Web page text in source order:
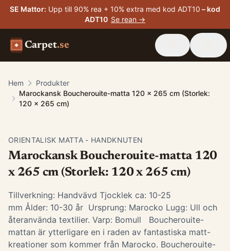
SE Mattor: Upp till 90% rea + 10% extra med kod ADT10 – kod
ADT10 Se rean →
Carpet.se
Hem
Produkter
Marockansk Boucherouite-matta 120 x 265 cm (Storlek:
120 x 265 cm)
ORIENTALISK MATTA - HANDKNUTEN
Marockansk Boucherouite-matta 120
x 265 cm (Storlek: 120 x 265 cm)
Tillverkning: Handvävd Tjocklek ca: 10-25
mm Ålder: 10-30 år Ursprung: Marocko Lugg: Ull och
återanvända textilier. Varp: Bomull Boucherouite-
mattan är ytterligare en i raden av fantastiska matt-
kreationer som kommer från Marocko. Boucherouite-